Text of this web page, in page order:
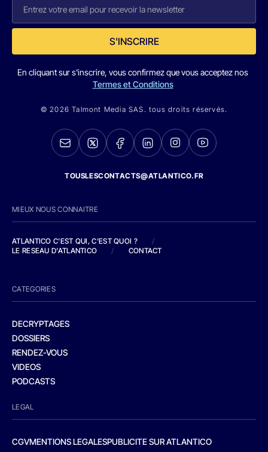
S'INSCRIRE
En cliquant sur s'inscrire, vous confirmez que vous acceptez nos
Termes et Conditions
© 2026 Talmont Media SAS. tous droits réservés.
TOUSLESCONTACTS@ATLANTICO.FR
MIEUX NOUS CONNAITRE
ATLANTICO C'EST QUI, C'EST QUOI ?
/
LE RESEAU D'ATLANTICO
/ CONTACT
CATEGORIES
DECRYPTAGES
DOSSIERS
RENDEZ-VOUS
VIDEOS
PODCASTS
LEGAL
CGVMENTIONS LEGALESPUBLICITE SUR ATLANTICO